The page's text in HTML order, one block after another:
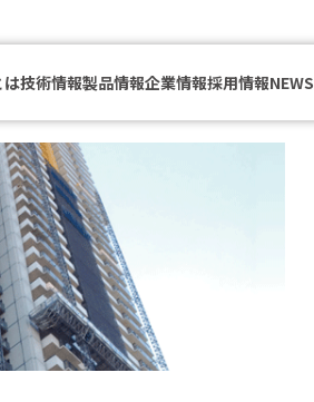
は技術情報製品情報企業情報採用情報NEWS